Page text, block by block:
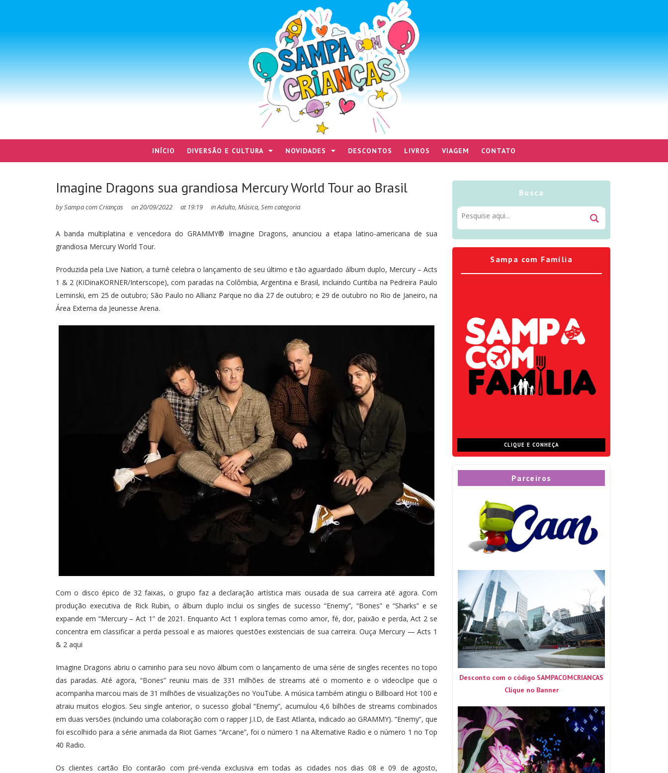
INÍCIO DIVERSÃO E CULTURA NOVIDADES DESCONTOS LIVROS VIAGEM CONTATO
Imagine Dragons sua grandiosa Mercury World Tour ao Brasil
bySampa com Crianças on20/09/2022 at 19:19 inAdulto, Música, Sem categoria
A banda multiplatina e vencedora do GRAMMY® Imagine Dragons, anunciou a etapa latino-americana de sua
grandiosa Mercury World Tour.
Produzida pela Live Nation, a turnê celebra o lançamento de seu último e tão aguardado álbum duplo, Mercury – Acts
1 & 2 (KIDinaKORNER/Interscope), com paradas na Colômbia, Argentina e Brasil, incluindo Curitiba na Pedreira Paulo
Leminski, em 25 de outubro; São Paulo no Allianz Parque no dia 27 de outubro; e 29 de outubro no Rio de Janeiro, na
Área Externa da Jeunesse Arena.
Com o disco épico de 32 faixas, o grupo faz a declaração artística mais ousada de sua carreira até agora. Com
produção executiva de Rick Rubin, o álbum duplo inclui os singles de sucesso “Enemy”, “Bones” e “Sharks” e se
expande em “Mercury – Act 1” de 2021. Enquanto Act 1 explora temas como amor, fé, dor, paixão e perda, Act 2 se
concentra em classificar a perda pessoal e as maiores questões existenciais de sua carreira. Ouça Mercury — Acts 1
& 2 aqui
Imagine Dragons abriu o caminho para seu novo álbum com o lançamento de uma série de singles recentes no topo
das paradas. Até agora, “Bones” reuniu mais de 331 milhões de streams até o momento e o videoclipe que o
acompanha marcou mais de 31 milhões de visualizações no YouTube. A música também atingiu o Billboard Hot 100 e
atraiu muitos elogios. Seu single anterior, o sucesso global “Enemy”, acumulou 4,6 bilhões de streams combinados
em duas versões (incluindo uma colaboração com o rapper J.I.D, de East Atlanta, indicado ao GRAMMY). “Enemy”, que
foi escolhido para a série animada da Riot Games “Arcane”, foi o número 1 na Alternative Radio e o número 1 no Top
40 Radio.
Os clientes cartão Elo contarão com pré-venda exclusiva em todas as cidades nos dias 08 e 09 de agosto,
Busca
Sampa com Família
CLIQUE E CONHEÇA
Parceiros
Desconto com o código SAMPACOMCRIANCAS
Clique no Banner